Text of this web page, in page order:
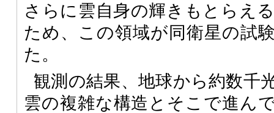
さらに雲自身の輝きもとらえ
ため、この領域が同衛星の試
た。
観測の結果、地球から約数千
雲の複雑な構造とそこで進ん